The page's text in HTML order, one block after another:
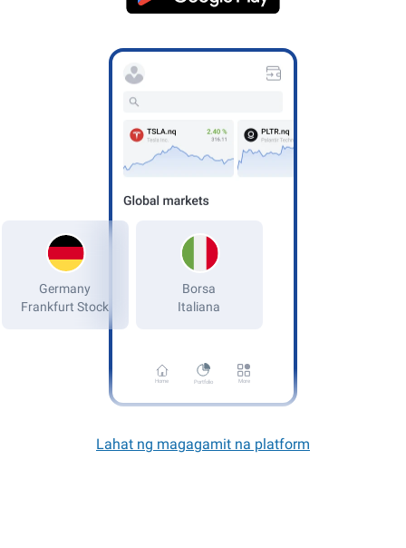
Home Portfolio More
Germany
Frankfurt Stock
Lahat ng magagamit na platform